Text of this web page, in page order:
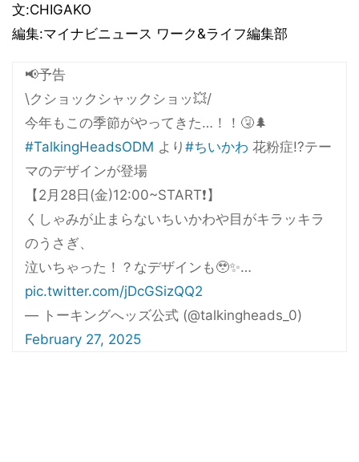
文:CHIGAKO
編集:マイナビニュース ワーク&ライフ編集部
📢予告
\クショックシャックショッ💥/
今年もこの季節がやってきた…！！🤧🌲
#TalkingHeadsODM より #ちいかわ 花粉症!?テー
マのデザインが登場
【2月28日(金)12:00~START❗️】
くしゃみが止まらないちいかわや目がキラッキラ
のうさぎ、
泣いちゃった！？なデザインも🥹✨…
pic.twitter.com/jDcGSizQQ2
— トーキングへッズ公式 (@talkingheads_0)
February 27, 2025